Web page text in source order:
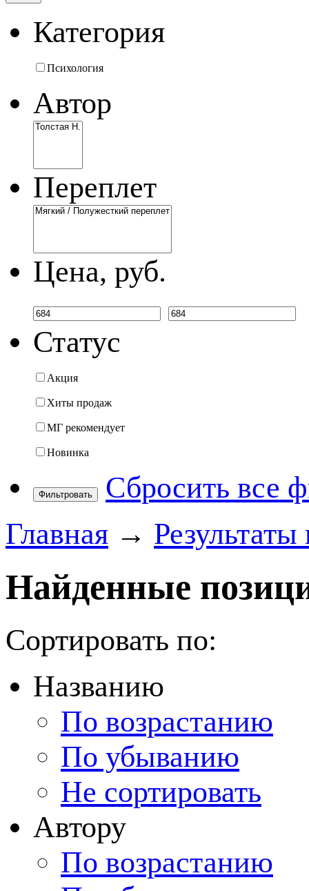
Категория
Психология
Автор
Переплет
Цена, руб.
Статус
Акция
Хиты продаж
МГ рекомендует
Новинка
Фильтровать
Сбросить все
Главная →
Найденные
Сортировать по:
Названию
По возрастанию
По убыванию
Не сортировать
Автору
По возрастанию